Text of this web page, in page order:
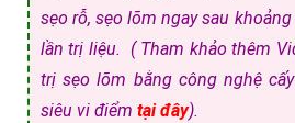
sẹo rỗ, sẹo lõm ngay sau khoảng
lần trị liệu. ( Tham khảo thêm
trị sẹo lõm bằng công nghệ
siêu vi điểm tại đây).